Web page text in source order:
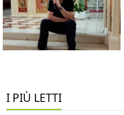
I PIÙ LETTI